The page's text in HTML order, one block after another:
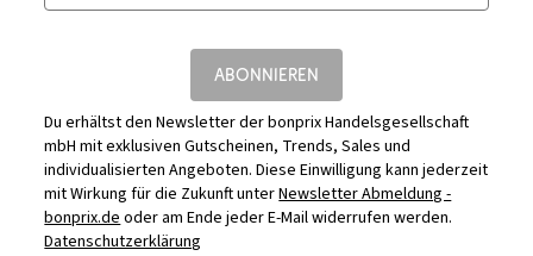
ABONNIEREN
Du erhältst den Newsletter der bonprix Handelsgesellschaft
mbH mit exklusiven Gutscheinen, Trends, Sales und
individualisierten Angeboten. Diese Einwilligung kann jederzeit
mit Wirkung für die Zukunft unterNewsletter Abmeldung -
bonprix.deoder am Ende jeder E-Mail widerrufen werden.
Datenschutzerklärung